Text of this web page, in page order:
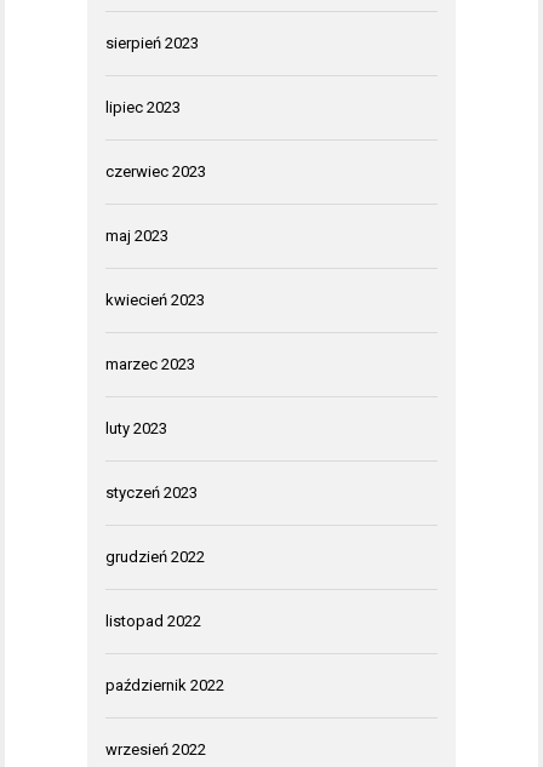
sierpień 2023
lipiec 2023
czerwiec 2023
maj 2023
kwiecień 2023
marzec 2023
luty 2023
styczeń 2023
grudzień 2022
listopad 2022
październik 2022
wrzesień 2022